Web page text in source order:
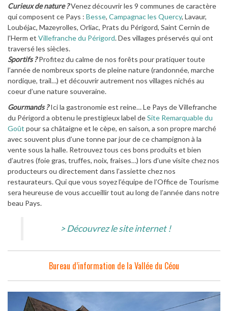
Curieux de nature ?Venez découvrir les 9 communes de caractère
qui composent ce Pays : Besse, Campagnac les Quercy, Lavaur,
Loubéjac, Mazeyrolles, Orliac, Prats du Périgord, Saint Cernin de
l’Herm et Villefranche du Périgord. Des villages préservés qui ont
traversé les siècles.
Sportifs ?Profitez du calme de nos forêts pour pratiquer toute
l’année de nombreux sports de pleine nature (randonnée, marche
nordique, trail…) et découvrir autrement nos villages nichés au
coeur d’une nature souveraine.
Gourmands ?Ici la gastronomie est reine… Le Pays de Villefranche
du Périgord a obtenu le prestigieux label deSite Remarquable du
Goût pour sa châtaigne et le cèpe, en saison, a son propre marché
avec souvent plus d’une tonne par jour de ce champignon à la
vente sous la halle. Retrouvez tous ces bons produits et bien
d’autres (foie gras, truffes, noix, fraises…) lors d’une visite chez nos
producteurs ou directement dans l’assiette chez nos
restaurateurs. Qui que vous soyez l’équipe de l’Office de Tourisme
sera heureuse de vous accueillir tout au long de l’année dans notre
beau Pays.
> Découvrez le site internet !
Bureau d’information de la Vallée du Céou